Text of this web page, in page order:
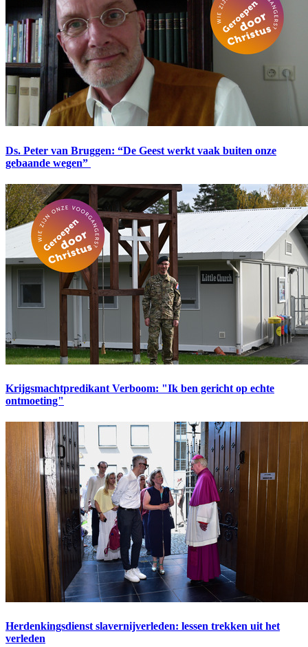
Ds. Peter van Bruggen: “De Geest werkt vaak buiten onze
gebaande wegen”
Krijgsmachtpredikant Verboom: "Ik ben gericht op echte
ontmoeting"
Herdenkingsdienst slavernijverleden: lessen trekken uit het
verleden